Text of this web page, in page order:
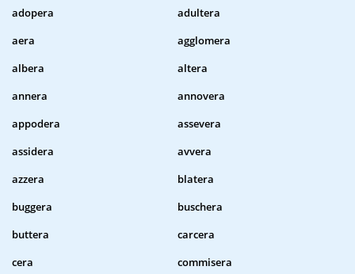
adopera
adultera
aera
agglomera
albera
altera
annera
annovera
appodera
assevera
assidera
avvera
azzera
blatera
buggera
buschera
buttera
carcera
cera
commisera